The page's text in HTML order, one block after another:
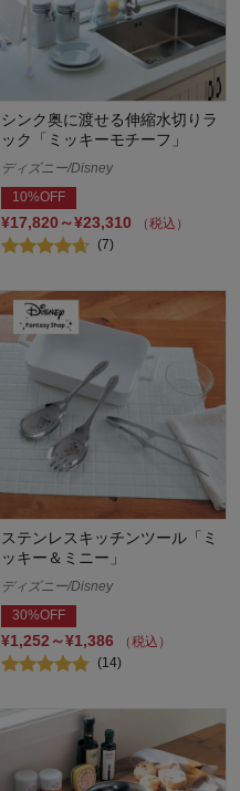
シンク奥に渡せる伸縮水切りラ
ック「ミッキーモチーフ」
ディズニー/Disney
10%OFF
¥17,820～¥23,310
（税込）
(7)
ステンレスキッチンツール「ミ
ッキー＆ミニー」
ディズニー/Disney
30%OFF
¥1,252～¥1,386
（税込）
(14)